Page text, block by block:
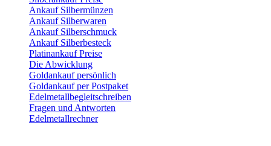
Ankauf Silbermünzen
Ankauf Silberwaren
Ankauf Silberschmuck
Ankauf Silberbesteck
Platinankauf Preise
Die Abwicklung
Goldankauf persönlich
Goldankauf per Postpaket
Edelmetallbegleitschreiben
Fragen und Antworten
Edelmetallrechner